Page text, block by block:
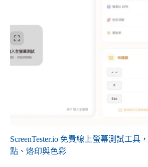
ScreenTester.io 免費線上螢幕測試工具
點、烙印與色彩